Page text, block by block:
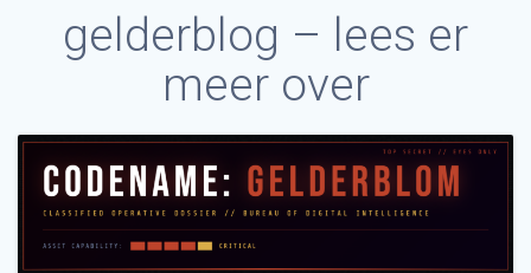
gelderblog – lees er
meer over